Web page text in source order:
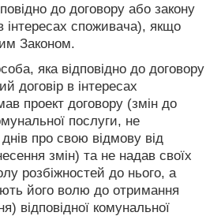
до договору або закону
інтересах споживача), якщо
Законом.
яка відповідно до договору
договір в інтересах
проект договору (змін до
послуги, не
про свою відмову від
змін) та не надав своїх
розбіжностей до нього, а
його волю до отримання
відповідної комунальної